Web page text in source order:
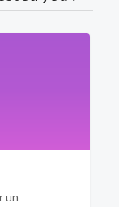
un